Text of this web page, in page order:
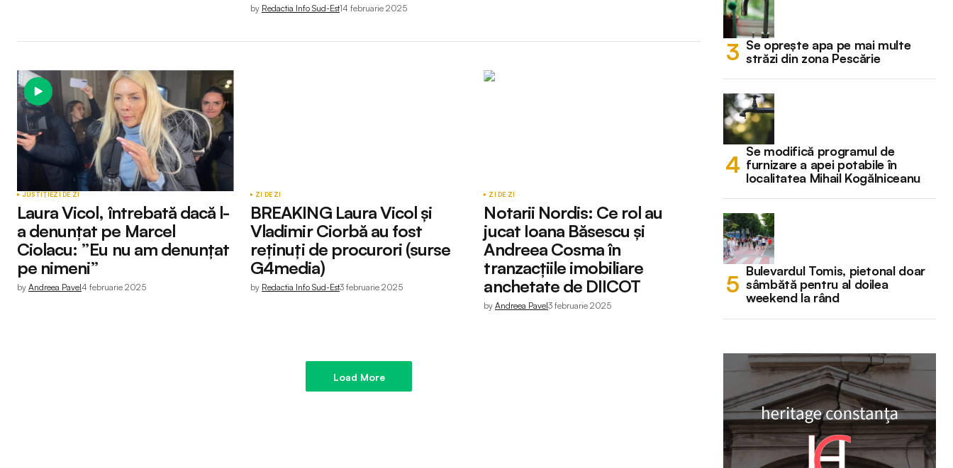
by Redactia Info Sud-Est14 februarie 2025
JUSTIȚIEZI DE ZI
Laura Vicol, întrebată dacă l-
a denunțat pe Marcel
Ciolacu: ”Eu nu am denunțat
pe nimeni”
by Andreea Pavel4 februarie 2025
ZI DE ZI
BREAKING Laura Vicol și
Vladimir Ciorbă au fost
reținuți de procurori (surse
G4media)
by Redactia Info Sud-Est3 februarie 2025
ZI DE ZI
Notarii Nordis: Ce rol au
jucat Ioana Băsescu și
Andreea Cosma în
tranzacțiile imobiliare
anchetate de DIICOT
by Andreea Pavel3 februarie 2025
Load More
Se oprește apa pe mai multe
străzi din zona Pescărie
Se modifică programul de
furnizare a apei potabile în
localitatea Mihail Kogălniceanu
Bulevardul Tomis, pietonal doar
sâmbătă pentru al doilea
weekend la rând